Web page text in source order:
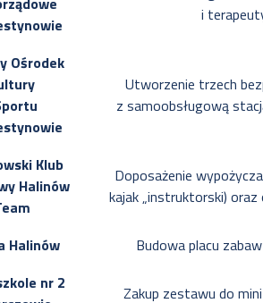
i
Ośrodek
Utworzenie trzech
z samoobsługową
Klub
Halinów
Doposażenie
kajak „instruktorski)
Halinów Budowa placu
nr 2
Zakup zestawu do